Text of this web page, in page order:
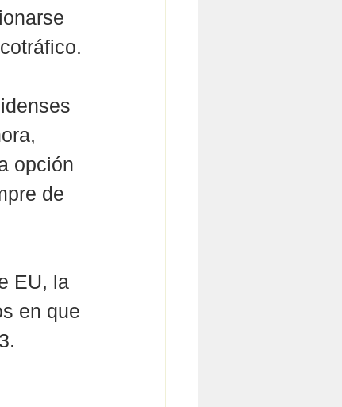
opción
de
EU, la
en que